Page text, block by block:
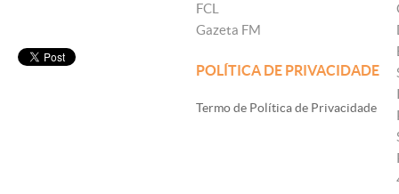
FCL
Gazeta FM
POLÍTICA DE PRIVACIDADE
Termo de Política de Privacidade